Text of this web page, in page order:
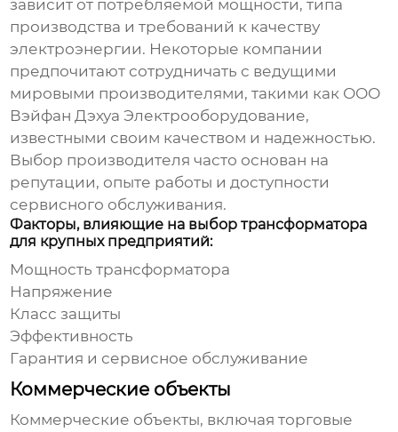
зависит от потребляемой мощности, типа
производства и требований к качеству
электроэнергии. Некоторые компании
предпочитают сотрудничать с ведущими
мировыми производителями, такими как ООО
Вэйфан Дэхуа Электрооборудование,
известными своим качеством и надежностью.
Выбор производителя часто основан на
репутации, опыте работы и доступности
сервисного обслуживания.
Факторы, влияющие на выбор трансформатора
для крупных предприятий:
Мощность трансформатора
Напряжение
Класс защиты
Эффективность
Гарантия и сервисное обслуживание
Коммерческие объекты
Коммерческие объекты, включая торговые